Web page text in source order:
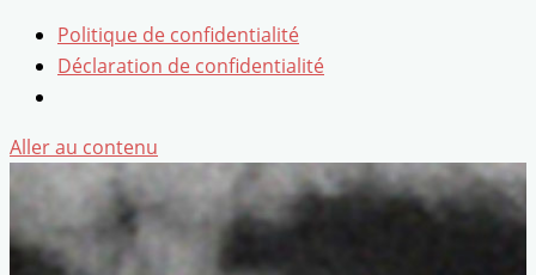
Politique de confidentialité
Déclaration de confidentialité
Aller au contenu